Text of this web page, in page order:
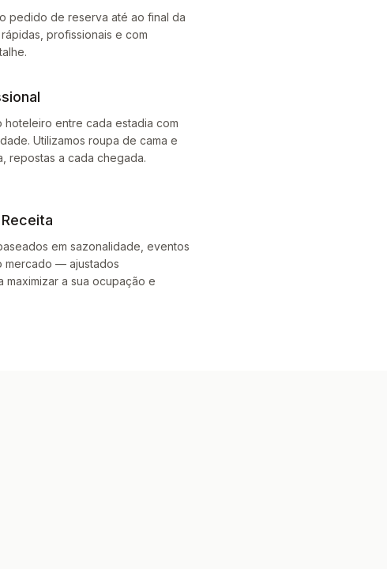
pedido de reserva até ao final da
profissionais e com
hoteleiro entre cada estadia com
Utilizamos roupa de cama e
repostas a cada chegada.
em sazonalidade, eventos
mercado — ajustados
maximizar a sua ocupação e